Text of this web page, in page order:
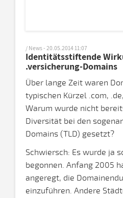
/ News - 20.05.2014 11:07
Identitätsstiftende
.versicherung-Domains
Über lange Zeit waren
typischen Kürzel .com,
Warum wurde nicht
Diversität bei den
Domains (TLD) gesetzt?
Schwiersch: Es wurde ja
begonnen. Anfang 2005
angeregt, die
einzuführen. Andere